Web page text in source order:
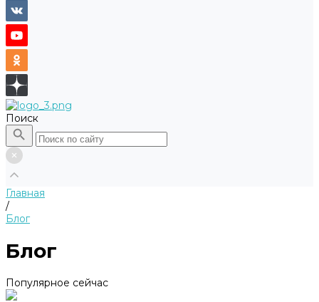
Поиск
Главная
/
Блог
Блог
Популярное сейчас